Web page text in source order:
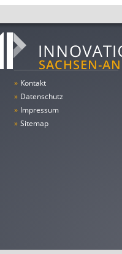
» Kontakt
» Datenschutz
» Impressum
» Sitemap